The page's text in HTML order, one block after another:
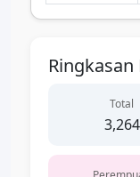
Total
3,264